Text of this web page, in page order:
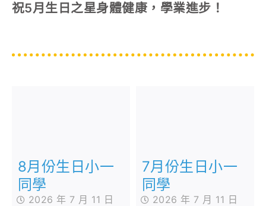
聯絡我們
祝5月生日之星身體健康，學業進步！
8月份生日小一
同學
2026 年 7 月 11 日
7月份生日小一
同學
2026 年 7 月 11 日